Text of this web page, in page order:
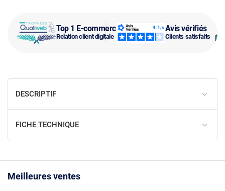
Top 1 E-commerce
Relation client digitale
Avis vérifiés
Clients satisfaits
DESCRIPTIF
FICHE TECHNIQUE
Meilleures ventes